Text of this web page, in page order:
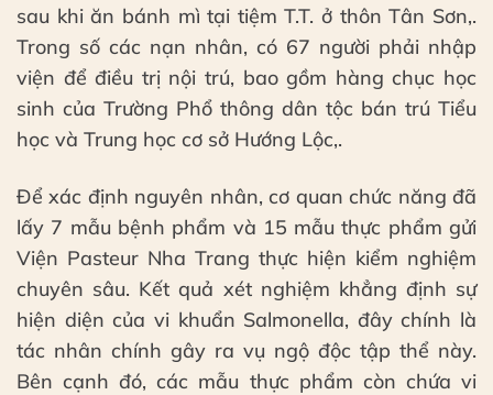
sau khi ăn bánh mì tại tiệm T.T. ở thôn Tân Sơn,.
Trong số các nạn nhân, có 67 người phải nhập
viện để điều trị nội trú, bao gồm hàng chục học
sinh của Trường Phổ thông dân tộc bán trú Tiểu
học và Trung học cơ sở Hướng Lộc,.
Để xác định nguyên nhân, cơ quan chức năng đã
lấy 7 mẫu bệnh phẩm và 15 mẫu thực phẩm gửi
Viện Pasteur Nha Trang thực hiện kiểm nghiệm
chuyên sâu. Kết quả xét nghiệm khẳng định sự
hiện diện của vi khuẩn Salmonella, đây chính là
tác nhân chính gây ra vụ ngộ độc tập thể này.
Bên cạnh đó, các mẫu thực phẩm còn chứa vi